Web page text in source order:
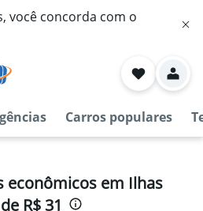
você concorda com o
Carros populares
econômicos em Ilhas
R$ 31